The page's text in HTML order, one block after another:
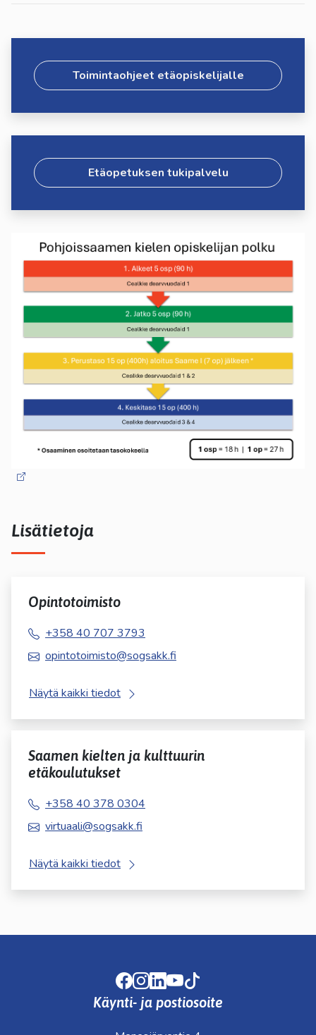
Toimintaohjeet etäopiskelijalle
Etäopetuksen tukipalvelu
Lisätietoja
Opintotoimisto
+358 40 707 3793
opintotoimisto@sogsakk.fi
Näytä kaikki tiedot
Saamen kielten ja kulttuurin
etäkoulutukset
+358 40 378 0304
virtuaali@sogsakk.fi
Näytä kaikki tiedot
Facebook
Instagram
LinkedIn
Youtube
Käynti- ja postiosoite